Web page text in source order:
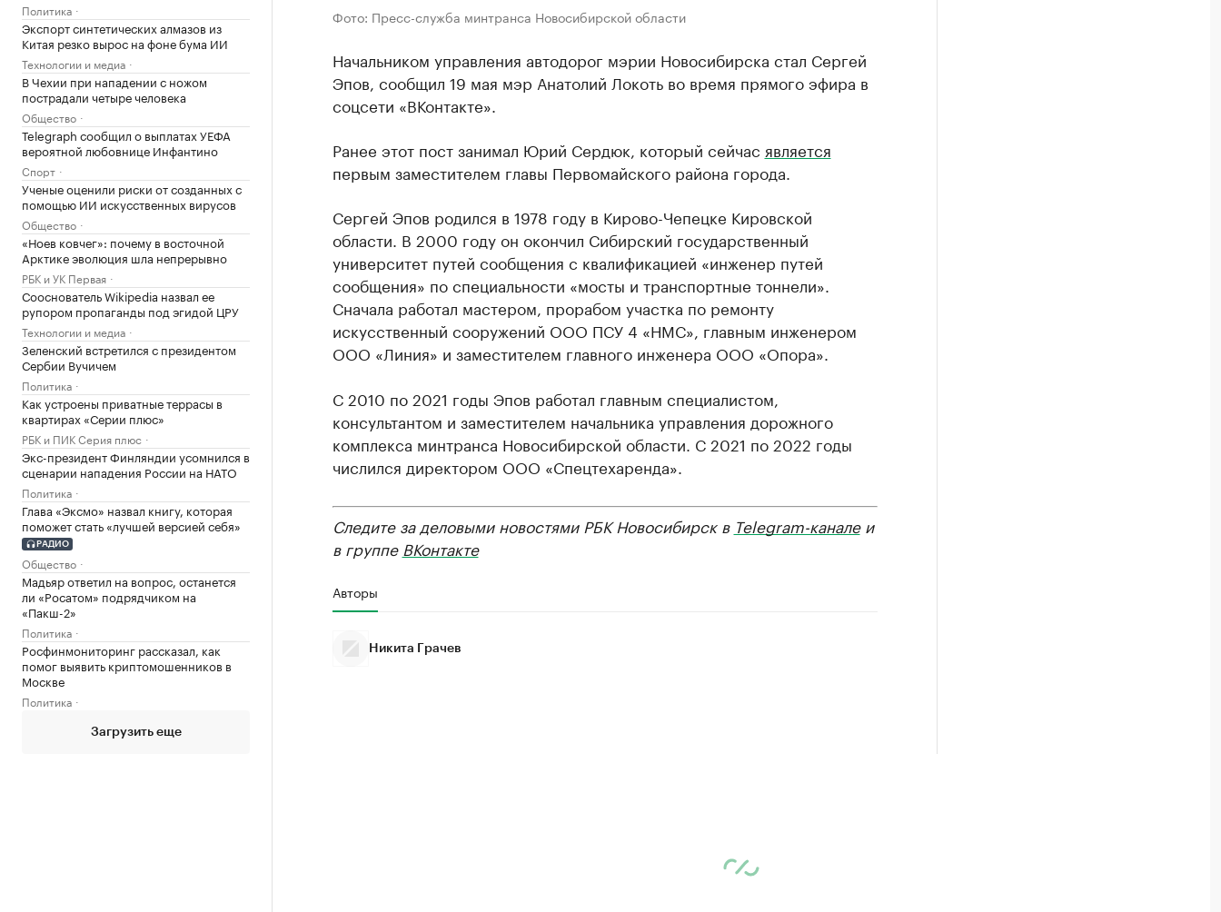
Политика
Экспорт синтетических алмазов из
Китая резко вырос на фоне бума ИИ
Технологии и медиа
В Чехии при нападении с ножом
пострадали четыре человека
Общество
Telegraph сообщил о выплатах УЕФА
вероятной любовнице Инфантино
Спорт
Ученые оценили риски от созданных с
помощью ИИ искусственных вирусов
Общество
«Ноев ковчег»: почему в восточной
Арктике эволюция шла непрерывно
РБК и УК Первая
Сооснователь Wikipedia назвал ее
рупором пропаганды под эгидой ЦРУ
Технологии и медиа
Зеленский встретился с президентом
Сербии Вучичем
Политика
Как устроены приватные террасы в
квартирах «Серии плюс»
РБК и ПИК Серия плюс
Экс-президент Финляндии усомнился в
сценарии нападения России на НАТО
Политика
Глава «Эксмо» назвал книгу, которая
поможет стать «лучшей версией себя»
РАДИО
Общество
Мадьяр ответил на вопрос, останется
ли «Росатом» подрядчиком на
«Пакш-2»
Политика
Росфинмониторинг рассказал, как
помог выявить криптомошенников в
Москве
Политика
Загрузить еще
Фото: Пресс-служба минтранса Новосибирской области
Начальником управления автодорог мэрии Новосибирска стал Сергей
Эпов, сообщил 19 мая мэр Анатолий Локоть во время прямого эфира в
соцсети «ВКонтакте».
Ранее этот пост занимал Юрий Сердюк, который сейчас является
первым заместителем главы Первомайского района города.
Сергей Эпов родился в 1978 году в Кирово-Чепецке Кировской
области. В 2000 году он окончил Сибирский государственный
университет путей сообщения с квалификацией «инженер путей
сообщения» по специальности «мосты и транспортные тоннели».
Сначала работал мастером, прорабом участка по ремонту
искусственный сооружений ООО ПСУ 4 «НМС», главным инженером
ООО «Линия» и заместителем главного инженера ООО «Опора».
С 2010 по 2021 годы Эпов работал главным специалистом,
консультантом и заместителем начальника управления дорожного
комплекса минтранса Новосибирской области. С 2021 по 2022 годы
числился директором ООО «Спецтехаренда».
Следите за деловыми новостями РБК Новосибирск в Telegram-каналеи
в группе ВКонтакте
Авторы
Никита Грачев